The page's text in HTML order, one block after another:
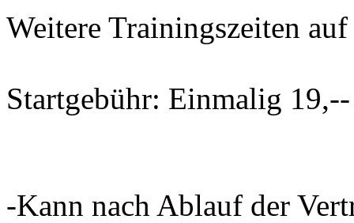
Weitere Trainingszeiten
Startgebühr: Einmalig
-Kann nach Ablauf der